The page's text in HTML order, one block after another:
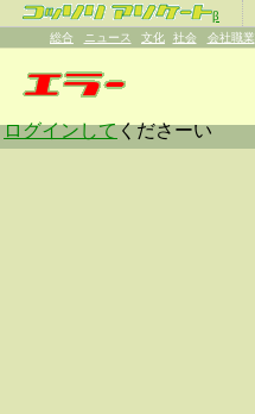
β
総合 ニュース 文化 社会 会社職業
ログインしてくださーい